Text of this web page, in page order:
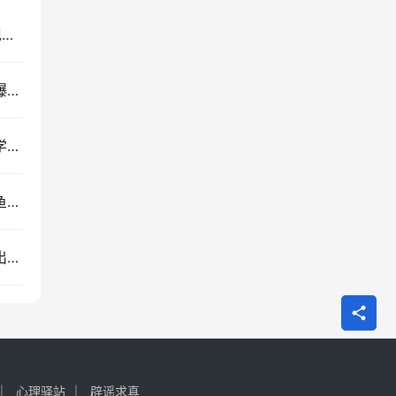
蜜蜂跳舞是在说啥？拆解8字形摇摆舞的密码后发现它们能汇报距离和方向
为什么猎豹跑完百米只需三秒却总放弃追捕，原来爆发之后的体温是致命伤？
螳螂受铁线虫寄生后真会失足落水吗这种操控是化学信号破坏神经系统所致？
虎鲸围猎大白鲨只为吃掉肝脏这是挑食还是因为鲨鱼肝脏富含鲨烯营养极高？
树蛙在光滑叶面攀爬脚趾垫上的六角形细胞怎么挤出黏液产生范德华力？
心理驿站 辟谣求真